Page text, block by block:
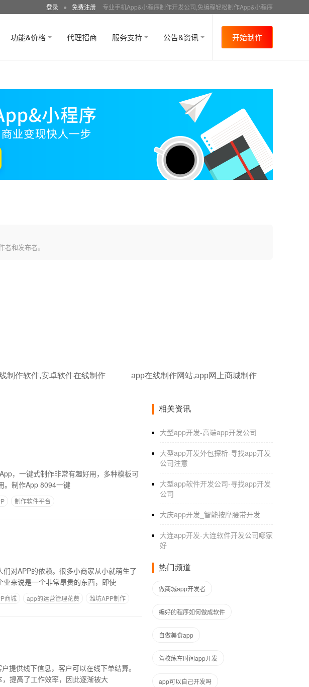
登录 ● 免费注册 专业手机App&小程序制作开发公司,免编程轻松制作App&小程序
功能&价格 代理招商 服务支持 公告&资讯 开始制作
和发布者。
制作软件,安卓软件在线制作 app在线制作网站,app网上商城制作
，一键式制作非常有趣好用，多种模板可
供选择，功能齐全，素材图片丰富多彩，加工制作难度大，方便易用。制作App 8094一键
制作软件平台
对APP的依赖。很多小商家从小就萌生了
来说是一个非常昂贵的东西，即使
商城 app的运营管理花费 潍坊APP制作
提供线下信息，客户可以在线下单结算。
提高了工作效率，因此逐渐被大
相关资讯
大型app开发-高端app开发公司
大型app开发外包探析-寻找app开发
公司注意
大型app软件开发公司-寻找app开发
公司
大庆app开发_智能按摩腰带开发
大连app开发-大连软件开发公司哪家
好
热门频道
做商城app开发者
编好的程序如何做成软件
自做美食app
驾校练车时间app开发
app可以自己开发吗